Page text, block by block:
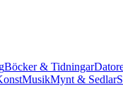
Böcker & Tidningar
MusikMynt & Sedlar